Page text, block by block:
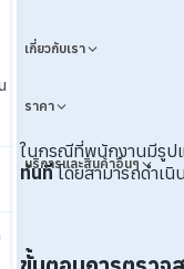
เกี่ยวกับเรา
ราคา
บริการและสินค้าอื่นๆ
ในกรณีที่พนักงานมีรูปแ
ทันทีโดยสามารถดำเ